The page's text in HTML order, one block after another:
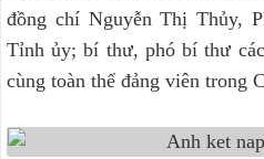
đồng chí Nguyễn Thị Thủy,
Tỉnh ủy; bí thư, phó bí thư
cùng toàn thể đảng viên trong